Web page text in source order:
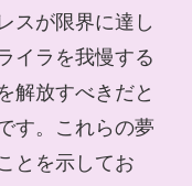
スが限界に達し
イラを我慢する
解放すべきだと
す。これらの夢
とを示してお